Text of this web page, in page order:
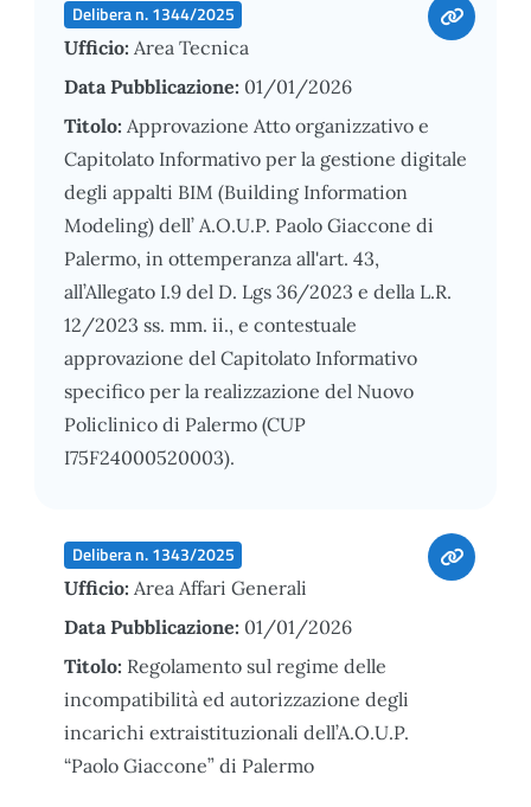
Delibera n. 1344/2025
Ufficio: Area Tecnica
Data Pubblicazione: 01/01/2026
Titolo: Approvazione Atto organizzativo e
Capitolato Informativo per la gestione digitale
degli appalti BIM (Building Information
Modeling) dell’ A.O.U.P. Paolo Giaccone di
Palermo, in ottemperanza all'art. 43,
all’Allegato I.9 del D. Lgs 36/2023 e della L.R.
12/2023 ss. mm. ii., e contestuale
approvazione del Capitolato Informativo
specifico per la realizzazione del Nuovo
Policlinico di Palermo (CUP
I75F24000520003).
Delibera n. 1343/2025
Ufficio: Area Affari Generali
Data Pubblicazione: 01/01/2026
Titolo: Regolamento sul regime delle
incompatibilità ed autorizzazione degli
incarichi extraistituzionali dell’A.O.U.P.
“Paolo Giaccone” di Palermo